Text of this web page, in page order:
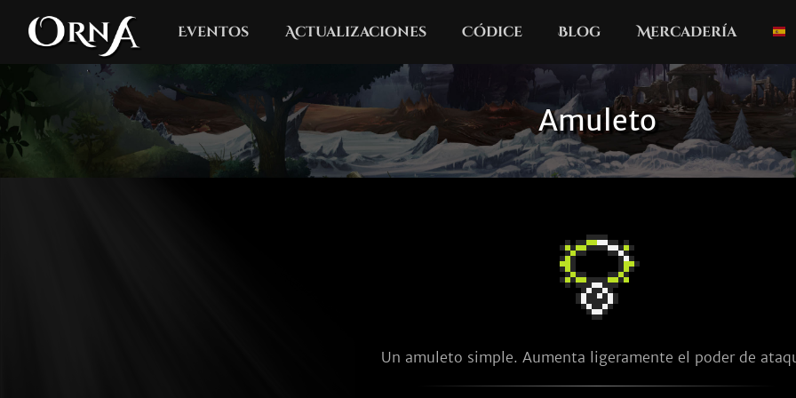
Eventos Actualizaciones Códice Blog Mercadería
Amuleto
Un amuleto simple. Aumenta ligeramente el poder de